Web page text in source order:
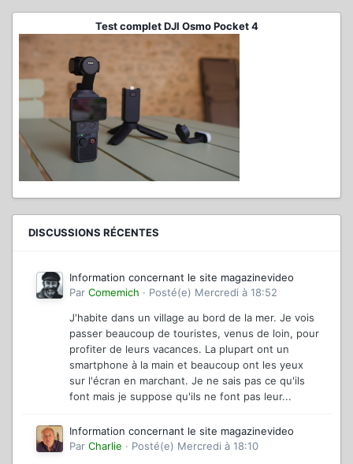
Test complet DJI Osmo Pocket 4
DISCUSSIONS RÉCENTES
Information concernant le site magazinevideo
Par Comemich · Posté(e) Mercredi à 18:52
J'habite dans un village au bord de la mer. Je vois
passer beaucoup de touristes, venus de loin, pour
profiter de leurs vacances. La plupart ont un
smartphone à la main et beaucoup ont les yeux
sur l'écran en marchant. Je ne sais pas ce qu'ils
font mais je suppose qu'ils ne font pas leur...
Information concernant le site magazinevideo
Par Charlie · Posté(e) Mercredi à 18:10